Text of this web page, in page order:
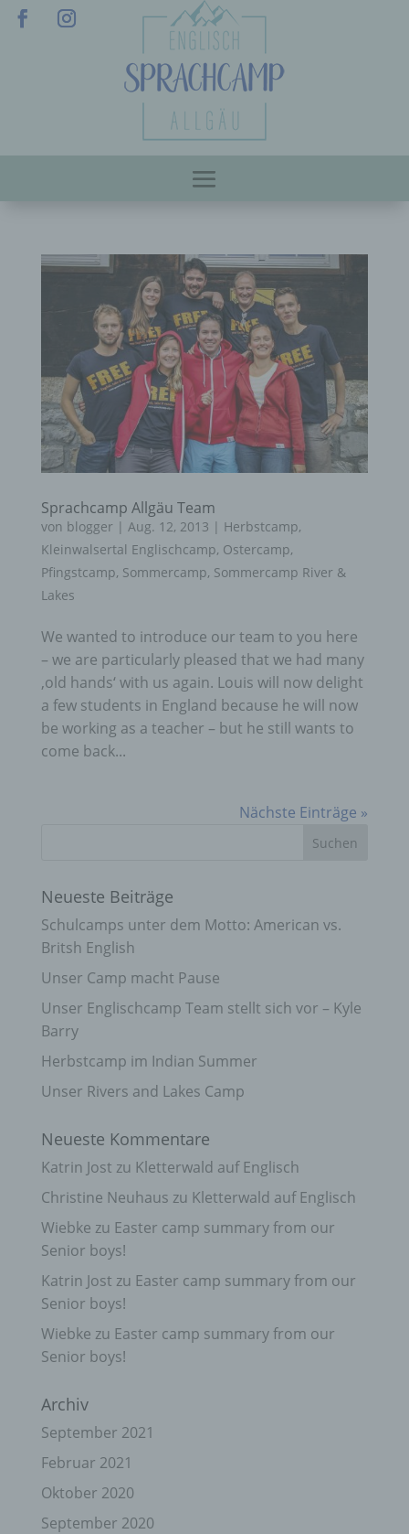
Sprachcamp Allgäu Team
von blogger | Aug. 12, 2013 | Herbstcamp,
Kleinwalsertal Englischcamp, Ostercamp,
Pfingstcamp, Sommercamp, Sommercamp River &
Lakes
We wanted to introduce our team to you here
– we are particularly pleased that we had many
‚old hands‘ with us again. Louis will now delight
a few students in England because he will now
be working as a teacher – but he still wants to
come back...
Nächste Einträge »
Neueste Beiträge
Schulcamps unter dem Motto: American vs.
Britsh English
Unser Camp macht Pause
Unser Englischcamp Team stellt sich vor – Kyle
Barry
Herbstcamp im Indian Summer
Unser Rivers and Lakes Camp
Neueste Kommentare
Katrin Jost zu Kletterwald auf Englisch
Christine Neuhaus zu Kletterwald auf Englisch
Wiebke zu Easter camp summary from our
Senior boys!
Katrin Jost zu Easter camp summary from our
Senior boys!
Wiebke zu Easter camp summary from our
Senior boys!
Archiv
September 2021
Februar 2021
Oktober 2020
September 2020